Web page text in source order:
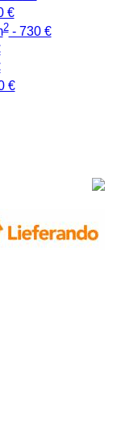
€
2- 730 €
€